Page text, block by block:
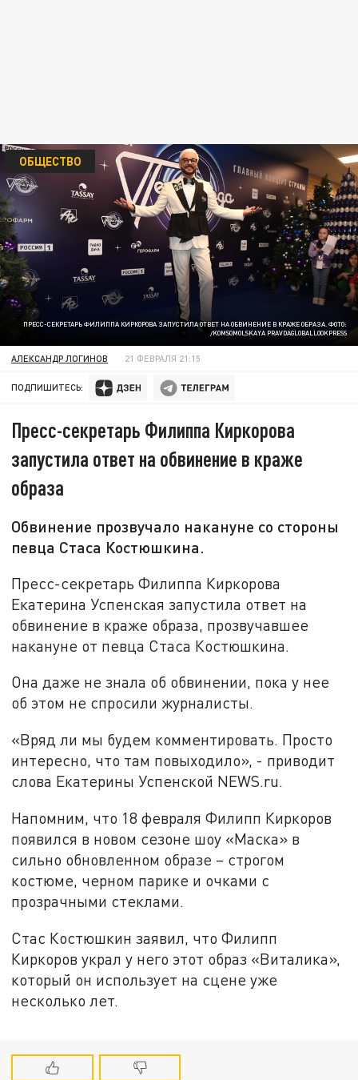
ПРЕСС-СЕКРЕТАРЬ ФИЛИППА КИРКОРОВА ЗАПУСТИЛА ОТВЕТ НА ОБВИНЕНИЕ В КРАЖЕ ОБРАЗА. ФОТО:
/KOMSOMOLSKAYA PRAVDAGLOBALLOOKPRESS
ОБЩЕСТВО
АЛЕКСАНДР ЛОГИНОВ 21 ФЕВРАЛЯ 21:15
ПОДПИШИТЕСЬ:
Пресс-секретарь Филиппа Киркорова
запустила ответ на обвинение в краже
образа
Обвинение прозвучало накануне со стороны
певца Стаса Костюшкина.
Пресс-секретарь Филиппа Киркорова
Екатерина Успенская запустила ответ на
обвинение в краже образа, прозвучавшее
накануне от певца Стаса Костюшкина.
Она даже не знала об обвинении, пока у нее
об этом не спросили журналисты.
«Вряд ли мы будем комментировать. Просто
интересно, что там повыходило», - приводит
слова Екатерины Успенской NEWS.ru.
Напомним, что 18 февраля Филипп Киркоров
появился в новом сезоне шоу «Маска» в
сильно обновленном образе – строгом
костюме, черном парике и очками с
прозрачными стеклами.
Стас Костюшкин заявил, что Филипп
Киркоров украл у него этот образ «Виталика»,
который он использует на сцене уже
несколько лет.